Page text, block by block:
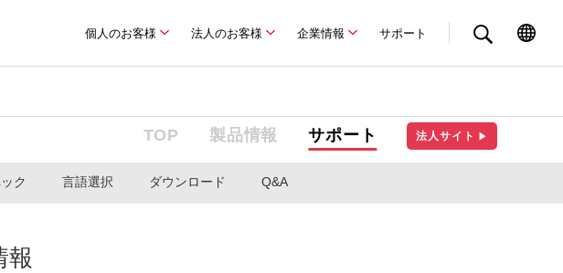
個人のお客様 法人のお客様 企業情報 サポート
TOP 製品情報 サポート 法人サイト ▶
ク 言語選択 ダウンロード Q&A
報